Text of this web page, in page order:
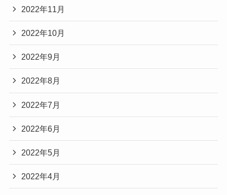
2022年11月
2022年10月
2022年9月
2022年8月
2022年7月
2022年6月
2022年5月
2022年4月